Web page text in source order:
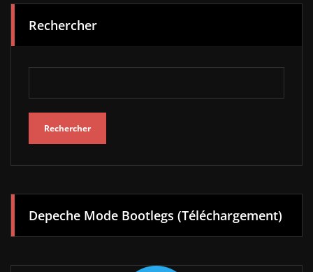
Rechercher
Rechercher
Depeche Mode Bootlegs (Téléchargement)